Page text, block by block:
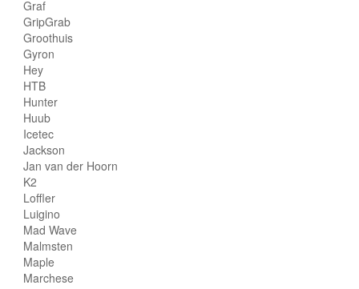
Graf
GripGrab
Groothuis
Gyron
Hey
HTB
Hunter
Huub
Icetec
Jackson
Jan van der Hoorn
K2
Loffler
Luigino
Mad Wave
Malmsten
Maple
Marchese